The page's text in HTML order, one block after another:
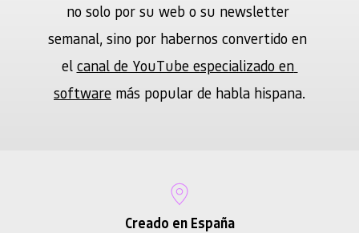
no solo por su web o su newsletter
semanal, sino por habernos convertido en
el canal de YouTube especializado en
software más popular de habla hispana.
Creado en España